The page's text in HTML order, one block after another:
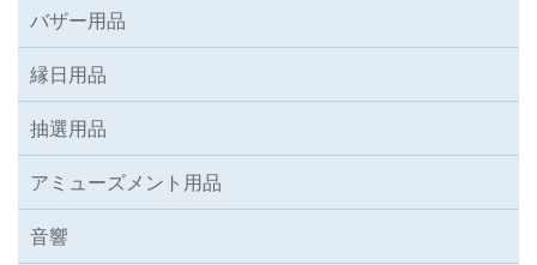
バザー用品
縁日用品
抽選用品
アミューズメント用品
音響